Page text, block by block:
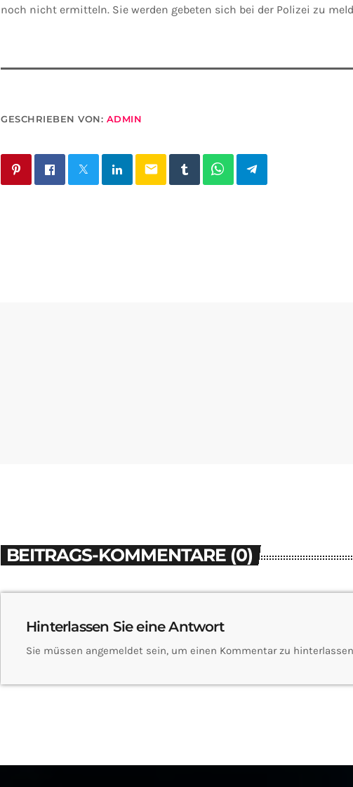
noch nicht ermitteln. Sie werden gebeten sich bei der Polizei zu
GESCHRIEBEN VON: ADMIN
email
BEITRAGS-KOMMENTARE (0)
Hinterlassen Sie eine Antwort
Sie müssen angemeldet sein, um einen Kommentar zu